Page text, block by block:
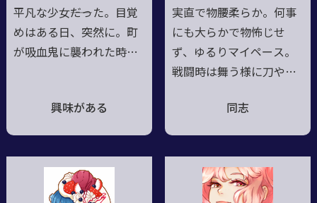
に、平穏を夢見た娘は外
へと飛び立った。
は、その身に流るる半魔
平凡な少女――だった。目覚
めはある日、突然に。町
が吸血鬼に襲われた時、
は、血の花ではなく純白
だ天使だと涙する人々に
囲まれていた。以来、温
興味がある
実直で物腰柔らか。何事
にも大らかで物怖じせ
ず、ゆるりマイペース。
戦闘時は舞う様に刀や扇
る瞳持つ桜模様の硯箱の
百年道具として在ったた
め現世の物事に疎く天然
同志